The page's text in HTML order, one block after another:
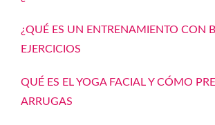
¿QUÉ ES UN ENTRENAMIENTO CON
EJERCICIOS
QUÉ ES EL YOGA FACIAL Y CÓMO
ARRUGAS